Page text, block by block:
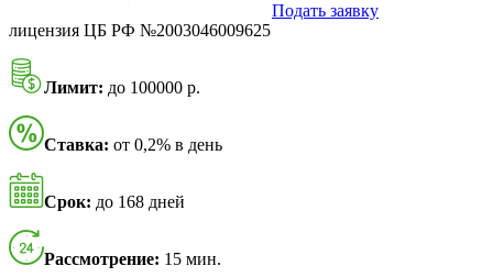
Подать заявку
лицензия ЦБ РФ №2003046009625
Лимит: до 100000 р.
Ставка: от 0,2% в день
Срок: до 168 дней
Рассмотрение: 15 мин.